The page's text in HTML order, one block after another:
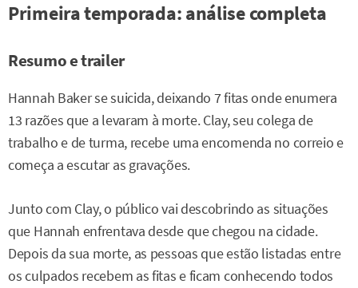
Primeira temporada: análise completa
Resumo e trailer
Hannah Baker se suicida, deixando 7 fitas onde enumera
13 razões que a levaram à morte. Clay, seu colega de
trabalho e de turma, recebe uma encomenda no correio e
começa a escutar as gravações.
Junto com Clay, o público vai descobrindo as situações
que Hannah enfrentava desde que chegou na cidade.
Depois da sua morte, as pessoas que estão listadas entre
os culpados recebem as fitas e ficam conhecendo todos